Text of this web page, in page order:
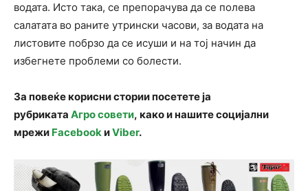
водата. Исто така, се препорачува да се полева
салатата во раните утрински часови, за водата на
листовите побрзо да се исуши и на тој начин да
избегнете проблеми со болести.
За повеќе корисни стории посетете ја
рубриката Агро совети, како и нашите социјални
мрежи FacebookиViber.